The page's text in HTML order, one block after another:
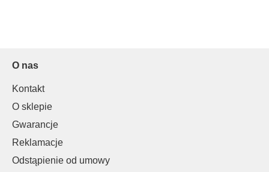
O nas
Kontakt
O sklepie
Gwarancje
Reklamacje
Odstąpienie od umowy